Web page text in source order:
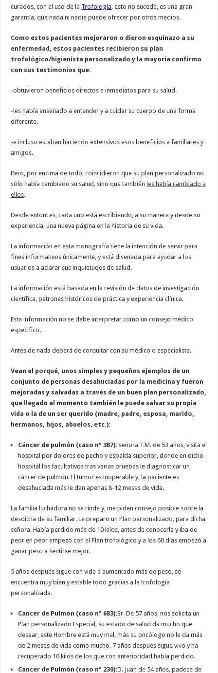
curados, con el uso de la Trofología, esto no sucede, es una gran
garantía, que nada ni nadie puede ofrecer por otros medios.
Como estos pacientes mejoraron o dieron esquinazo a su
enfermedad, estos pacientes recibieron su plan
trofológico/higienista personalizado y la mayoría confirmo
con sus testimonios que:
-obtuvieron beneficios directos e inmediatos para su salud.
-les había enseñado a entender y a cuidar su cuerpo de una forma
diferente.
-e incluso estaban haciendo extensivos esos beneficios a familiares y
amigos.
Pero, por encima de todo, coincidieron que su plan personalizado no
sólo había cambiado su salud, sino que también les había cambiado a
ellos.
Desde entonces, cada uno está escribiendo, a su manera y desde su
experiencia, una nueva página en la historia de su vida.
La información en esta monografía tiene la intención de servir para
fines informativos únicamente, y está diseñada para ayudar a los
usuarios a aclarar sus inquietudes de salud.
La información está basada en la revisión de datos de investigación
científica, patrones históricos de práctica y experiencia clínica.
Esta información no se debe interpretar como un consejo médico
especifico.
Antes de nada deberá de consultar con su médico o especialista.
Vean el porqué, unos simples y pequeños ejemplos de un
conjunto de personas desahuciadas por la medicina y fueron
mejoradas y salvadas a través de un buen plan personalizado,
que llegado el momento también le puede salvar su propia
vida o la de un ser querido (madre, padre, esposa, marido,
hermanos, hijos, abuelos, etc.):
Cáncer de pulmón (caso nº 387): señora T.M. de 53 años, visita el
hospital por dolores de pecho y espalda superior, donde en dicho
hospital los facultativos tras varias pruebas le diagnosticar un
cáncer de pulmón. El tumor es inoperable y, la paciente es
desahuciada más le dan apenas 8-12 meses de vida.
La familia luchadora no se rinde y, me piden consejo posible sobre la
desdicha de su familiar. Le preparo un Plan personalizado, para dicha
señora. Había perdido más de 10 kilos, antes de conocerla y iba de
peor en peor empezó con el Plan trofológico y a los 60 dias empezó a
ganar peso a sentirse mejor.
5 años después sigue con vida a aumentado más de peso, se
encuentra muy bien y estable todo gracias a la trofología
personalizada.
Cáncer de Pulmón (caso nº 683):Sr. De 57 años, nos solicita un
Plan personalizado Especial, su estado de salud da mucho que
desear, este Hombre está muy mal, más su oncólogo no le da más
de 2 meses de vida como mucho, 7 años después sigue vivo y ha
recuperado 10 kilos de los que con anterioridad había perdido.
Cáncer de Pulmón (caso nº 230):D. Juan de 54 años, padece de